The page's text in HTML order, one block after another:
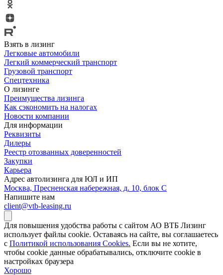
Взять в лизинг
Легковые автомобили
Легкий коммерческий транспорт
Грузовой транспорт
Спецтехника
О лизинге
Преимущества лизинга
Как сэкономить на налогах
Новости компании
Для информации
Реквизиты
Дилеры
Реестр отозванных доверенностей
Закупки
Карьера
Адрес автолизинга для ЮЛ и ИП
Москва, Пресненская набережная, д. 10, блок С
Напишите нам
client@vtb-leasing.ru
Для повышения удобства работы с сайтом АО ВТБ Лизинг
использует файлы cookie. Оставаясь на сайте, вы соглашаетесь
с Политикой использования Cookies. Если вы не хотите,
чтобы сookie данные обрабатывались, отключите cookie в
настройках браузера
Хорошо